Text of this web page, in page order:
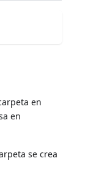
en
en
se crea